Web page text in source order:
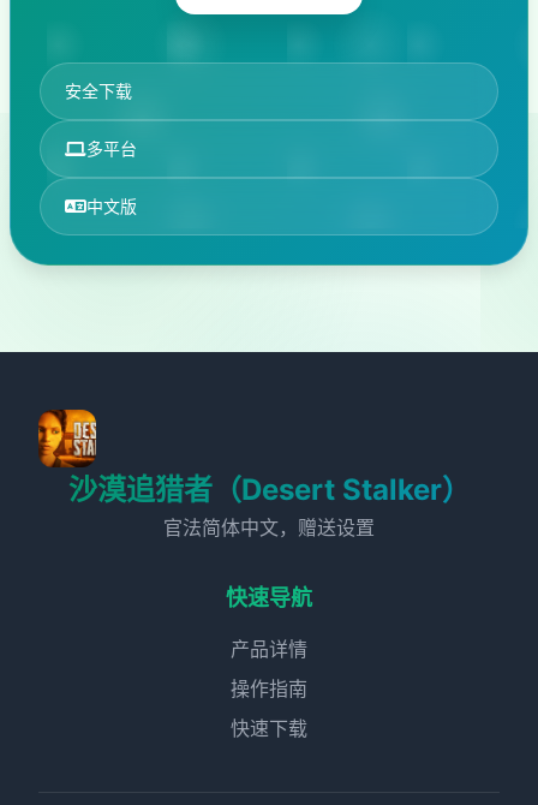
安全下载
多平台
中文版
沙漠追猎者（Desert Stalker）
官法简体中文，赠送设置
快速导航
产品详情
操作指南
快速下载